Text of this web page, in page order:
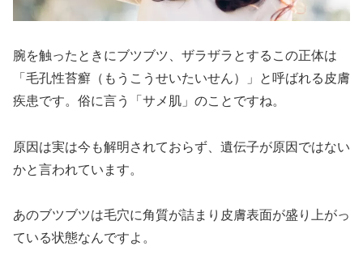
腕を触ったときにブツブツ、ザラザラとするこの正体は
「毛孔性苔癬（もうこうせいたいせん）」と呼ばれる皮膚
疾患です。俗に言う「サメ肌」のことですね。
原因は実は今も解明されておらず、遺伝子が原因ではない
かと言われています。
あのブツブツは毛穴に角質が詰まり皮膚表面が盛り上がっ
ている状態なんですよ。